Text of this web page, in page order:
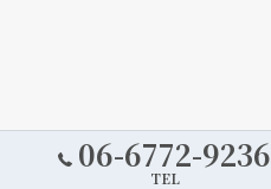
06-6772-9236
TEL